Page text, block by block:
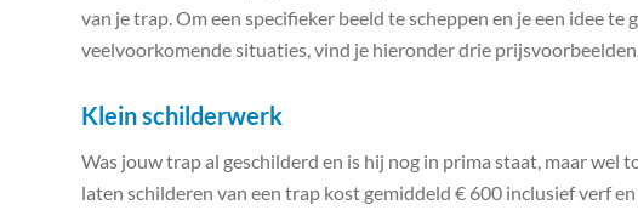
van je trap. Om een specifieker beeld te scheppen en je een idee te
veelvoorkomende situaties, vind je hieronder drie
Klein schilderwerk
Was jouw trap al geschilderd en is hij nog in prima staat, maar wel
laten schilderen van een trap kost gemiddeld € 600 inclusief verf en